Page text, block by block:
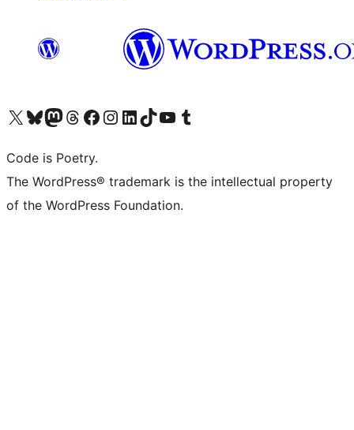
ຢ້ຽມຊົມບັນຊີ X (ຊື່ເກົ່າ Twitter) ຂອງພວກເຮົາຢ້ຽມຊົມບັນຊີ Bluesky ຂອງພວກເຮົາຢ້ຽມຊົມບັນຊີ Mastodon ຂອງພວກເຮົາຢ້ຽມຊົມບັນຊີ Threads ຂອງພວກເຮົາຢ້ຽມຊົມໜ້າ Facebook ຂອງພວກເຮົາຢ້ຽມຊົມບັນຊີ Instagram ຂອງພວກເຮົາຢ້ຽມຊົມບັນຊີ LinkedIn ຂອງພວກເຮົາຢ້ຽມຊົມບັນຊີ TikTok ຂອງພວກເຮົາຢ້ຽມຊົມຊ່ອງ YouTube ຂອງພວກເຮົາຢ້ຽມຊົມບັນຊີ Tumblr ຂອງພວກເຮົາ
Code is Poetry.
The WordPress® trademark is the intellectual property
of the WordPress Foundation.